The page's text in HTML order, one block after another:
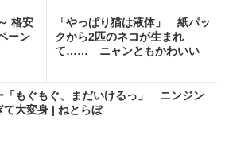
格安
ーン
「やっぱり猫は液体」 紙パッ
クから2匹のネコが生まれ
て…… ニャンともかわいい
「もぐもぐ、まだいけるっ」 ニンジン
て大変身 | ねとらぼ